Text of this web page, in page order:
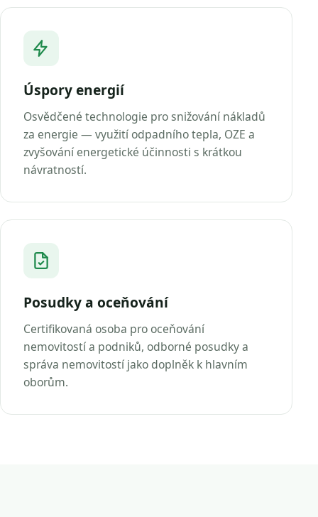
Úspory energií
Osvědčené technologie pro snižování nákladů
za energie — využití odpadního tepla, OZE a
zvyšování energetické účinnosti s krátkou
návratností.
Posudky a oceňování
Certifikovaná osoba pro oceňování
nemovitostí a podniků, odborné posudky a
správa nemovitostí jako doplněk k hlavním
oborům.